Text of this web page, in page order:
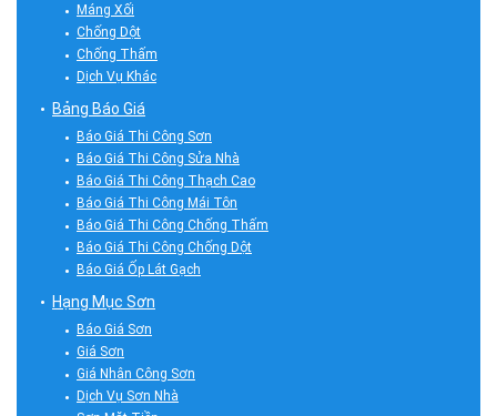
Máng Xối
Chống Dột
Chống Thấm
Dịch Vụ Khác
Bảng Báo Giá
Báo Giá Thi Công Sơn
Báo Giá Thi Công Sửa Nhà
Báo Giá Thi Công Thạch Cao
Báo Giá Thi Công Mái Tôn
Báo Giá Thi Công Chống Thấm
Báo Giá Thi Công Chống Dột
Báo Giá Ốp Lát Gạch
Hạng Mục Sơn
Báo Giá Sơn
Giá Sơn
Giá Nhân Công Sơn
Dịch Vụ Sơn Nhà